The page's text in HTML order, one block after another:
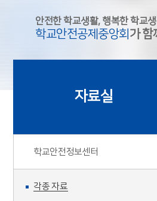
안전한 학교생활, 행복한 학교
학교안전공제중앙회 가 함
자료실
학교안전정보센터
각종 자료